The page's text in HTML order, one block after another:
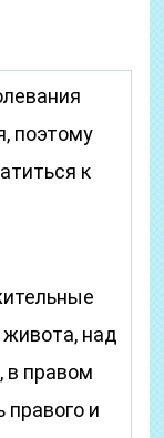
поэтому
к
живота, над
в правом
правого и